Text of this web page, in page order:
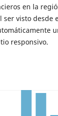
en la
visto desde
responsivo.